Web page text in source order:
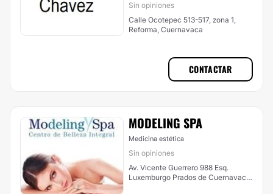
Sin opiniones
Calle Ocotepec 513-517, zona 1,
Reforma, Cuernavaca
CONTACTAR
MODELING SPA
Medicina estética
Sin opiniones
Av. Vicente Guerrero 988 Esq.
Luxemburgo Prados de Cuernavaca,